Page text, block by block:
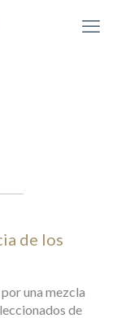
de los
una mezcla
de